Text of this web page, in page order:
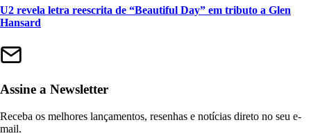
U2 revela letra reescrita de “Beautiful Day” em tributo a Glen
Hansard
Assine a Newsletter
Receba os melhores lançamentos, resenhas e notícias direto no seu e-
mail.